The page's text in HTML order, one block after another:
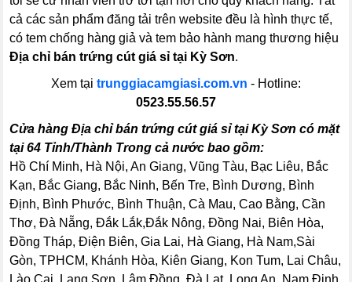
cả các sản phẩm đăng tải trên website đều là hình thực tế,
có tem chống hàng giả và tem bảo hành mang thương hiệu
Địa chỉ bán trứng cút giá sỉ tại Kỳ Sơn.
Xem tại trunggiacamgiasi.com.vn - Hotline:
0523.55.56.57
Cửa hàng Địa chỉ bán trứng cút giá sỉ tại Kỳ Sơn có mặt
tại 64 Tỉnh/Thành Trong cả nước bao gồm:
Hồ Chí Minh, Hà Nội, An Giang, Vũng Tàu, Bạc Liêu, Bắc
Kạn, Bắc Giang, Bắc Ninh, Bến Tre, Bình Dương, Bình
Định, Bình Phước, Bình Thuận, Cà Mau, Cao Bằng, Cần
Thơ, Đà Nẵng, Đắk Lắk,Đắk Nông, Đồng Nai, Biên Hòa,
Đồng Tháp, Điện Biên, Gia Lai, Hà Giang, Hà Nam,Sài
Gòn, TPHCM, Khánh Hòa, Kiên Giang, Kon Tum, Lai Châu,